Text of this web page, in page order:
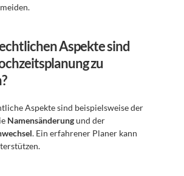
Aspekte sind
zu
Namensänderung
. Ein erfahrener Planer kann